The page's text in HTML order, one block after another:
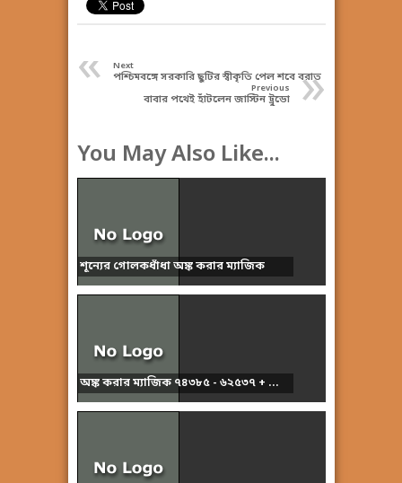
« Next
পশ্চিমবঙ্গে সরকারি ছুটির স্বীকৃতি পেল শবে বরাত
»
Previous
বাবার পথেই হাঁটলেন জাস্টিন ট্রুডো
You May Also Like...
শূন্যের গোলকধাঁধা অঙ্ক করার ম্যাজিক
অঙ্ক করার ম্যাজিক ৭৪৩৮৫ - ৬২৫৩৭ + ...